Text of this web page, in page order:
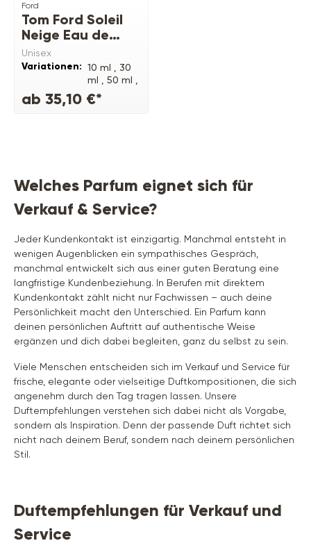
Ford
Tom Ford Soleil
Neige Eau de
Parfum
Unisex
Variationen: 10 ml , 30
ml , 50 ml ,
100 ml
ab 35,10 €*
Welches Parfum eignet sich für
Verkauf & Service?
Jeder Kundenkontakt ist einzigartig. Manchmal entsteht in
wenigen Augenblicken ein sympathisches Gespräch,
manchmal entwickelt sich aus einer guten Beratung eine
langfristige Kundenbeziehung. In Berufen mit direktem
Kundenkontakt zählt nicht nur Fachwissen – auch deine
Persönlichkeit macht den Unterschied. Ein Parfum kann
deinen persönlichen Auftritt auf authentische Weise
ergänzen und dich dabei begleiten, ganz du selbst zu sein.
Viele Menschen entscheiden sich im Verkauf und Service für
frische, elegante oder vielseitige Duftkompositionen, die sich
angenehm durch den Tag tragen lassen. Unsere
Duftempfehlungen verstehen sich dabei nicht als Vorgabe,
sondern als Inspiration. Denn der passende Duft richtet sich
nicht nach deinem Beruf, sondern nach deinem persönlichen
Stil.
Duftempfehlungen für Verkauf und
Service